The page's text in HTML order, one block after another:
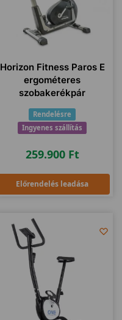
Horizon Fitness Paros E
ergométeres
szobakerékpár
Rendelésre
Ingyenes szállítás
259.900 Ft
Előrendelés leadása